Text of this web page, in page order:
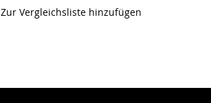
Zur Vergleichsliste hinzufügen